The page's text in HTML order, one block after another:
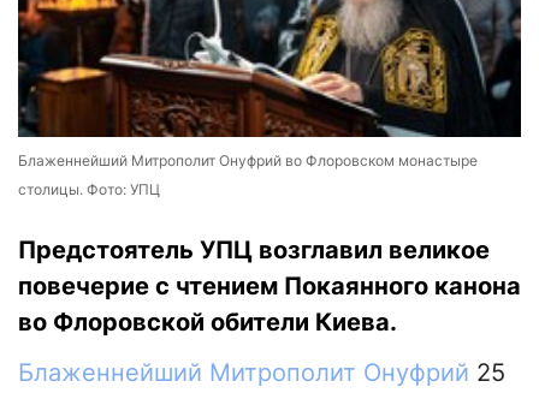
Блаженнейший Митрополит Онуфрий во Флоровском монастыре
столицы. Фото: УПЦ
Предстоятель УПЦ возглавил великое
повечерие с чтением Покаянного канона
во Флоровской обители Киева.
Блаженнейший Митрополит Онуфрий 25